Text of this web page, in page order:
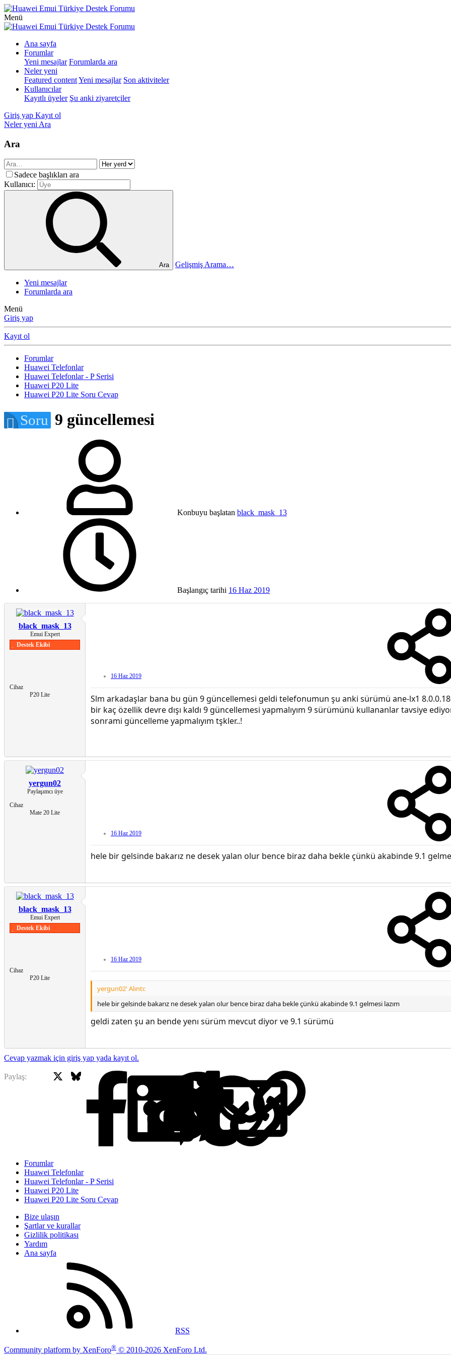
Menü
Ana sayfa
Forumlar
Yeni mesajlar Forumlarda ara
Neler yeni
Featured contentYeni mesajlar Son aktiviteler
Kullanıcılar
Kayıtlı üyeler Şu anki ziyaretçiler
Giriş yap Kayıt ol
Neler yeni Ara
Ara
Sadece başlıkları ara
Kullanıcı:
Ara Gelişmiş Arama…
Yeni mesajlar
Forumlarda ara
Menü
Giriş yap
Kayıt ol
Forumlar
Huawei Telefonlar
Huawei Telefonlar - P Serisi
Huawei P20 Lite
Huawei P20 Lite Soru Cevap
Soru 9 güncellemesi
Konbuyu başlatan black_mask_13
Başlangıç tarihi 16 Haz 2019
black_mask_13
Emui Expert
Destek Ekibi
Cihaz
P20 Lite
16 Haz 2019
Slm arkadaşlar bana bu gün 9 güncellemesi geldi telefonumun şu anki sürümü ane-lx1
bir kaç özellik devre dışı kaldı 9 güncellemesi yapmalıyım 9 sürümünü kullananlar tavsiye
sonrami güncelleme yapmalıyım tşkler..!
yergun02
Paylaşımcı üye
Cihaz
Mate 20 Lite
16 Haz 2019
hele bir gelsinde bakarız ne desek yalan olur bence biraz daha bekle çünkü akabinde 9.1
black_mask_13
Emui Expert
Destek Ekibi
Cihaz
P20 Lite
16 Haz 2019
yergun02' Alıntı:
hele bir gelsinde bakarız ne desek yalan olur bence biraz daha bekle çünkü akabinde 9.1 gelmesi lazım
geldi zaten şu an bende yenı sürüm mevcut diyor ve 9.1 sürümü
Cevap yazmak için giriş yap yada kayıt ol.
Paylaş: Facebook
Bluesky LinkedInRedditPinterestTumblr
Forumlar
Huawei Telefonlar
Huawei Telefonlar - P Serisi
Huawei P20 Lite
Huawei P20 Lite Soru Cevap
Bize ulaşın
Şartlar ve kurallar
Gizlilik politikası
Yardım
Ana sayfa
RSS
Community platform by XenForo® © 2010-2026 XenForo Ltd.